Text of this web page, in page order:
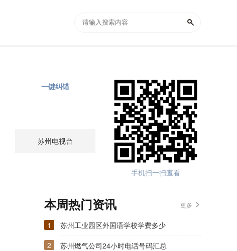
手机扫一扫查看
苏州电视台
一键纠错
本周热门资讯 更多
1
苏州工业园区外国语学校学费多少
2
苏州燃气公司24小时电话号码汇总